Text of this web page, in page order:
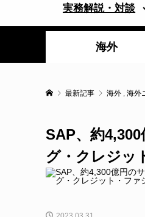
実務解説・対談
海外
最新記事 海外 , 海外
SAP、約
グ・クレジッ